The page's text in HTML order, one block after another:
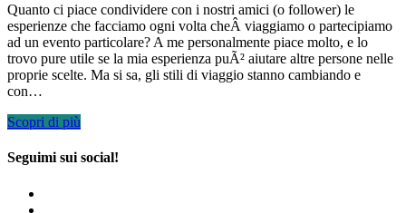
Quanto ci piace condividere con i nostri amici (o follower) le
esperienze che facciamo ogni volta cheÂ viaggiamo o partecipiamo
ad un evento particolare? A me personalmente piace molto, e lo
trovo pure utile se la mia esperienza puÃ² aiutare altre persone nelle
proprie scelte. Ma si sa, gli stili di viaggio stanno cambiando e
con…
Scopri di più
Seguimi sui social!